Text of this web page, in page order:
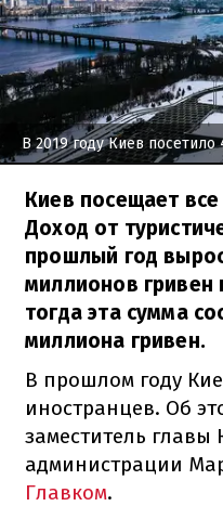
В 2019 году Киев посетило
Киев посещает
Доход от
прошлый год
миллионов гривен
тогда эта сумма
миллиона гривен.
В прошлом году
иностранцев. Об
заместитель главы
администрации
Главком.